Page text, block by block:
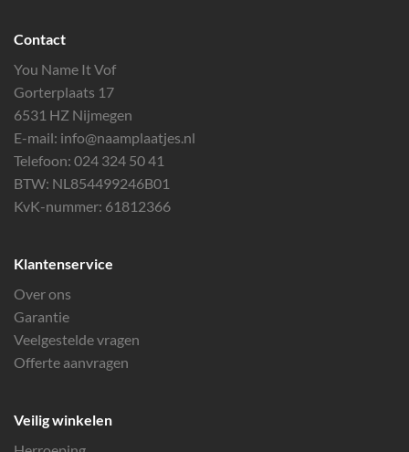
Contact
You Name It Vof
Gorterplaats 17
6531 HZ Nijmegen
E-mail: info@naamplaatjes.nl
Telefoon: 024 324 50 41
BTW: NL854499246B01
KvK-nummer: 61812366
Klantenservice
Over ons
Garantie
Veelgestelde vragen
Offerte aanvragen
Veilig winkelen